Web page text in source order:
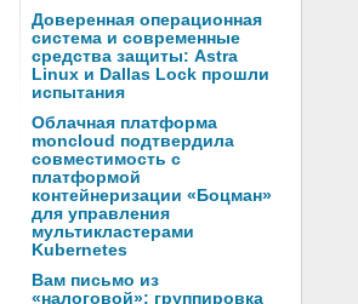
Доверенная операционная
система и современные
средства защиты: Astra
Linux и Dallas Lock прошли
испытания
Облачная платформа
moncloud подтвердила
совместимость с
платформой
контейнеризации «Боцман»
для управления
мультикластерами
Kubernetes
Вам письмо из
«налоговой»: группировка